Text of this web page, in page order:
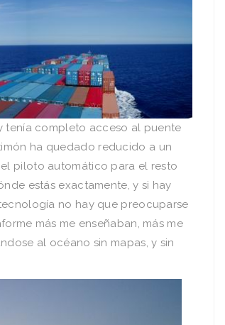
tení­a completo acceso al puente
ha quedado reducido a un
piloto automático para el resto
estás exactamente, y si hay
no hay que preocuparse
más me enseñaban, más me
al océano sin mapas, y sin